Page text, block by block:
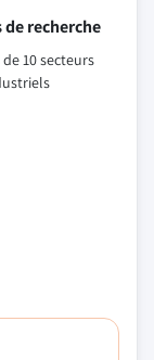
recherche
10 secteurs